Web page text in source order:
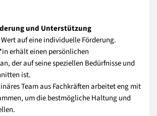
und Unterstützung
auf eine individuelle Förderung.
erhält einen persönlichen
der auf seine speziellen Bedürfnisse und
ist.
Team aus Fachkräften arbeitet eng mit
um die bestmögliche Haltung und